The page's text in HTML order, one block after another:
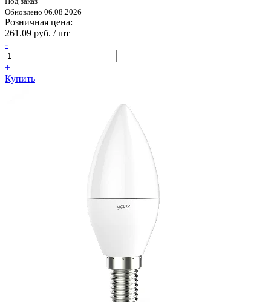
Обновлено 06.08.2026
Розничная цена:
261.09 руб. / шт
-
+
Купить